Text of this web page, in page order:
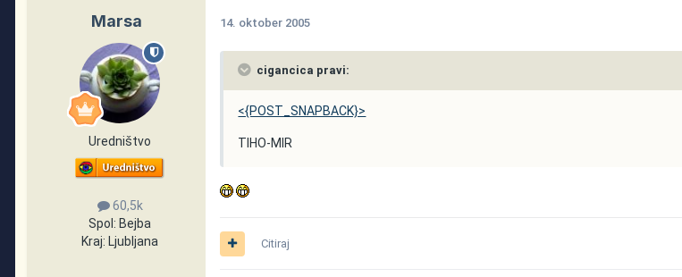
Marsa
Uredništvo
60,5k
Spol: Bejba
Kraj: Ljubljana
14. oktober 2005
cigancica pravi:
<{POST_SNAPBACK}>
TIHO-MIR
Citiraj